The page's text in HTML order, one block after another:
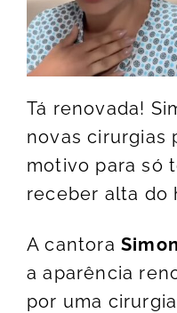
Tá renovada!
novas cirurgias
motivo para só
receber alta do
A cantora
a aparência
por uma